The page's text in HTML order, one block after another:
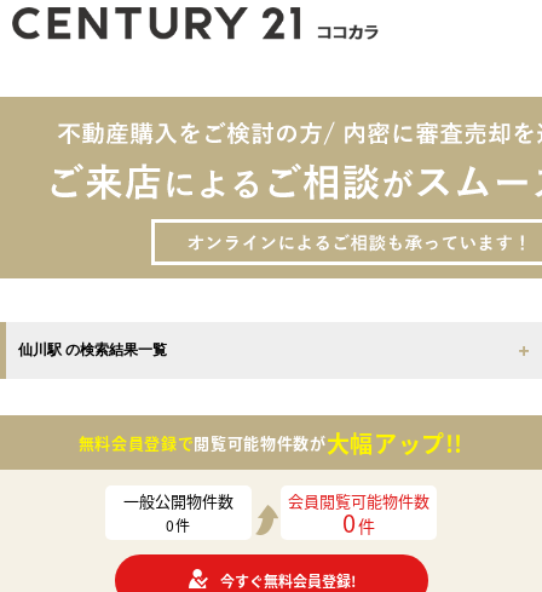
仙川駅 の検索結果一覧
無料会員登録で閲覧可能物件数が大幅アップ!!
一般公開物件数
0件
会員閲覧可能物件数
0件
今すぐ無料会員登録!